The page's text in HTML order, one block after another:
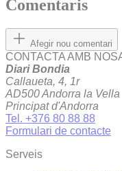
Comentaris
Afegir nou comentari
CONTACTA AMB
Diari Bondia
Callaueta, 4, 1r
AD500 Andorra la Vella
Principat d'Andorra
Tel. +376 80 88 88
Formulari de contacte
Serveis